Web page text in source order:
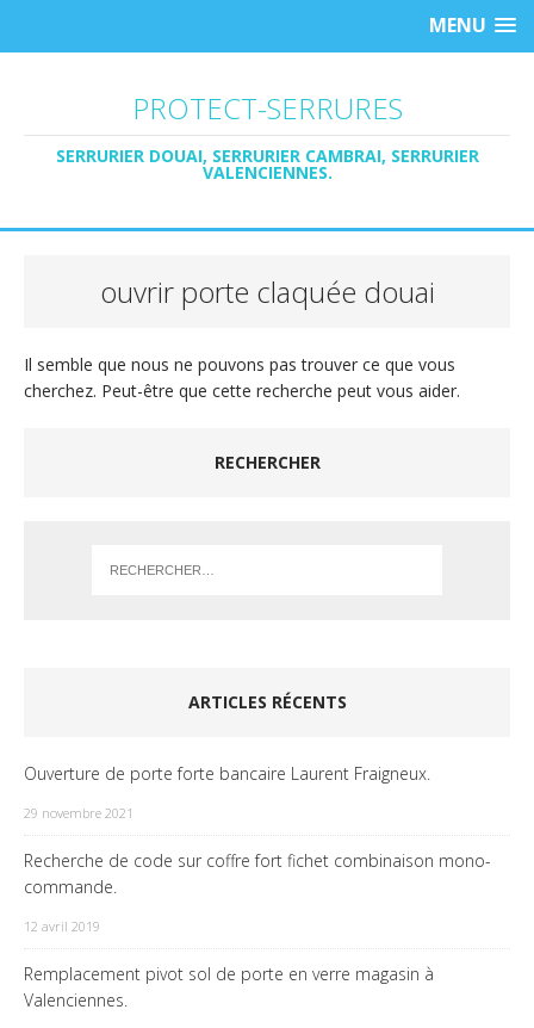
MENU
PROTECT-SERRURES
SERRURIER DOUAI, SERRURIER CAMBRAI, SERRURIER
VALENCIENNES.
ouvrir porte claquée douai
Il semble que nous ne pouvons pas trouver ce que vous
cherchez. Peut-être que cette recherche peut vous aider.
RECHERCHER
ARTICLES RÉCENTS
Ouverture de porte forte bancaire Laurent Fraigneux.
29 novembre 2021
Recherche de code sur coffre fort fichet combinaison mono-
commande.
12 avril 2019
Remplacement pivot sol de porte en verre magasin à
Valenciennes.